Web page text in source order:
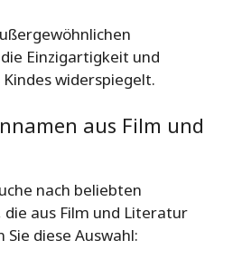
Einzigartigkeit und
widerspiegelt.
aus Film und
nach beliebten
die aus Film und Literatur
diese Auswahl: